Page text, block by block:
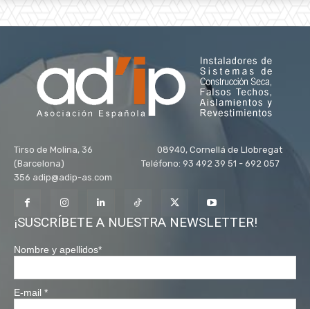
Tirso de Molina, 36 08940, Cornellá de Llobregat
(Barcelona) Teléfono: 93 492 39 51 - 692 057
356 adip@adip-as.com
¡SUSCRÍBETE A NUESTRA NEWSLETTER!
Nombre y apellidos*
E-mail *